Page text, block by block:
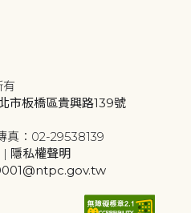
市板橋區貴興路139號
真：02-29538139
| 隱私權聲明